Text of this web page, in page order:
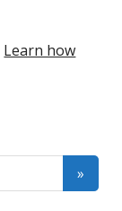
Learn how